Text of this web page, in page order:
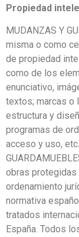
Propiedad
MUDANZAS Y
misma o como
de propiedad
como de los
enunciativo,
textos; marcas o
estructura y
programas de
acceso y uso,
obras
ordenamiento
normativa
tratados
España. Todos